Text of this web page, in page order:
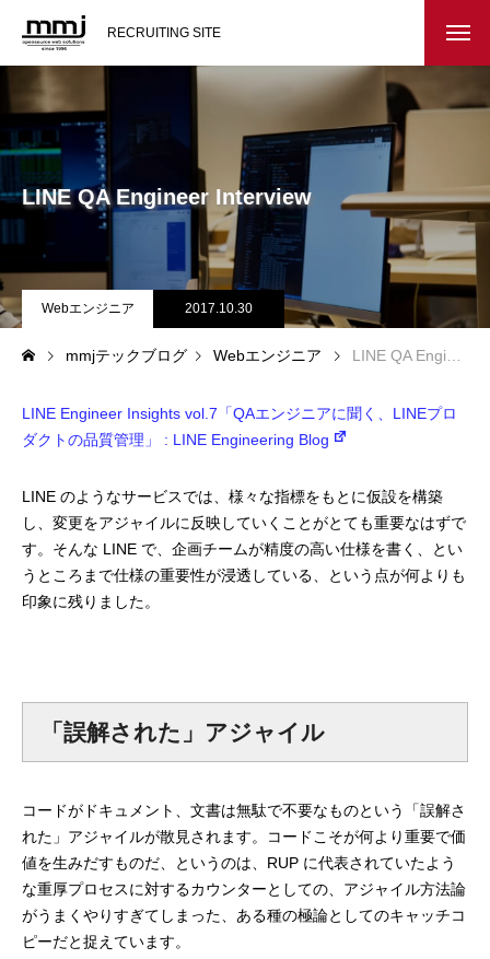
RECRUITING SITE
会社を知る
メッセージ
会社概要
インタビュー
スタッフ紹介
仕事を知る
教務システム開発
プログラマーの1週間
デザイナーの1週間
フロントエンドエンジニア
【正社員】Webデザイナー
【業務委託】Webデザイナー
Webディレクター
LINE QA Engineer Interview
Webエンジニア 2017.10.30
mmjテックブログ Webエンジニア LINE QA Engineer Interview
LINE Engineer Insights vol.7「QAエンジニアに聞く、LINEプロ
ダクトの品質管理」 : LINE Engineering Blog
LINE のようなサービスでは、様々な指標をもとに仮設を構築
し、変更をアジャイルに反映していくことがとても重要なはずで
す。そんな LINE で、企画チームが精度の高い仕様を書く、とい
うところまで仕様の重要性が浸透している、という点が何よりも
印象に残りました。
「誤解された」アジャイル
コードがドキュメント、文書は無駄で不要なものという「誤解さ
れた」アジャイルが散見されます。コードこそが何より重要で価
値を生みだすものだ、というのは、RUP に代表されていたよう
な重厚プロセスに対するカウンターとしての、アジャイル方法論
がうまくやりすぎてしまった、ある種の極論としてのキャッチコ
ピーだと捉えています。